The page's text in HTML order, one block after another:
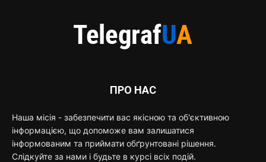
ПРО НАС
Наша місія - забезпечити вас якісною та об'єктивною
інформацією, що допоможе вам залишатися
інформованим та приймати обґрунтовані рішення.
Слідкуйте за нами і будьте в курсі всіх подій.